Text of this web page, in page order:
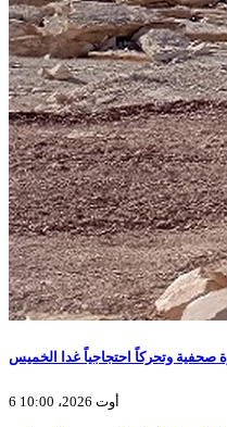
صحفية وتحركاً احتجاجياً غدا الخميس
6 أوت 2026، 10:00